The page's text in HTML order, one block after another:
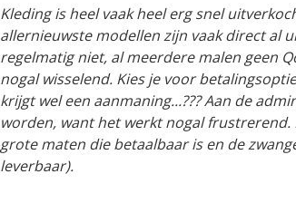
Kleding is heel vaak heel erg snel
allernieuwste modellen zijn vaak direct al
regelmatig niet, al meerdere malen geen
nogal wisselend. Kies je voor
krijgt wel een aanmaning...??? Aan de
worden, want het werkt nogal frustrerend.
grote maten die betaalbaar is en de
leverbaar).